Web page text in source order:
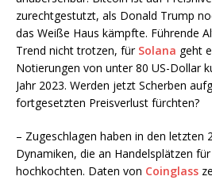
zurechtgestutzt, als Donald Trump
das Weiße Haus kämpfte. Führende
Trend nicht trotzen, für Solana geht
Notierungen von unter 80 US-Dollar
Jahr 2023. Werden jetzt Scherben
fortgesetzten Preisverlust fürchten?
– Zugeschlagen haben in den letzten
Dynamiken, die an Handelsplätzen
hochkochten. Daten von Coinglass